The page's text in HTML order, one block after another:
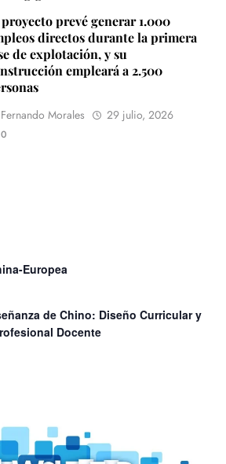
prevé generar 1.000
directos durante la primera
de explotación, y su
empleará a 2.500
Fernando Morales 29 julio, 2026
0
Europea
de Chino: Diseño Curricular y
Docente